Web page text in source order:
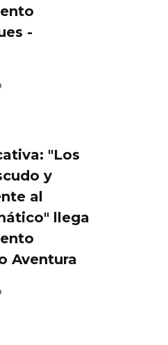
-
"Los
y
al
llega
Aventura